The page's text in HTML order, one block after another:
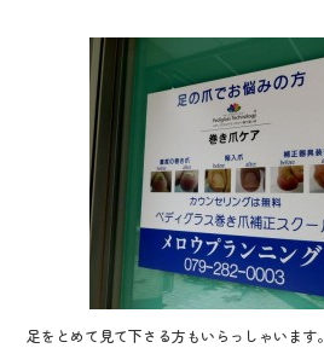
足をとめて見て下さる方もいらっしゃいます。